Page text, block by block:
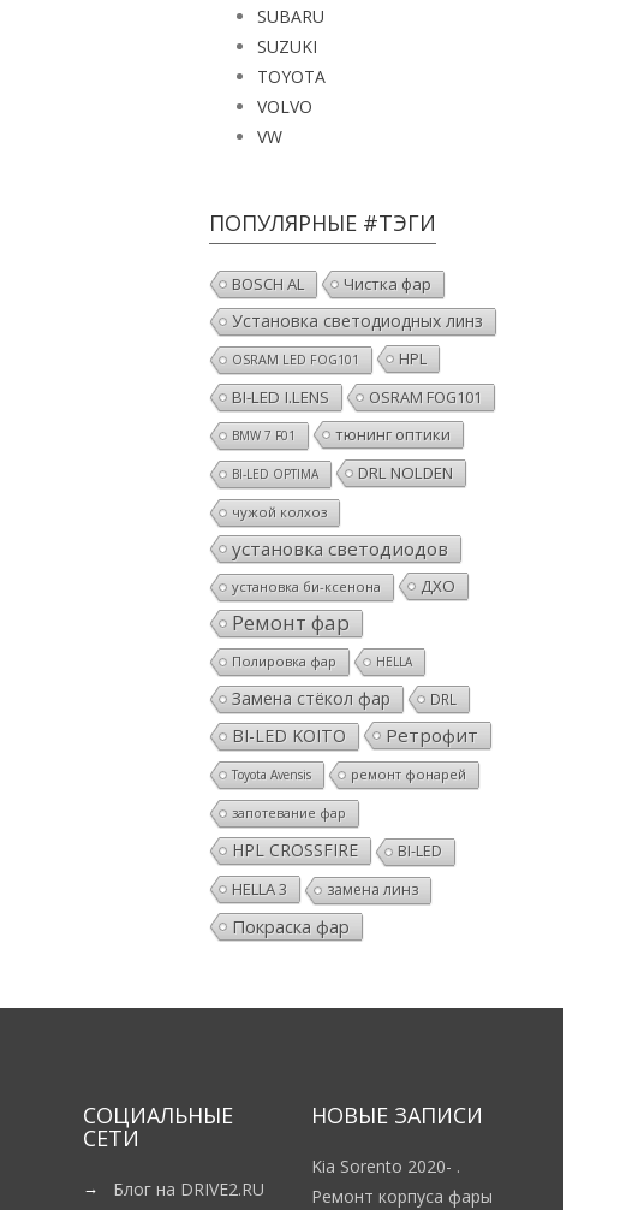
SUBARU
SUZUKI
TOYOTA
VOLVO
VW
ПОПУЛЯРНЫЕ #ТЭГИ
BOSCH AL Чистка фар
Установка светодиодных линз
OSRAM LED FOG101
HPL
BI-LED I.LENS
OSRAM FOG101
BMW 7 F01 тюнинг оптики
BI-LED OPTIMA DRL NOLDEN
чужой колхоз
установка светодиодов
установка би-ксенона ДХО
Ремонт фар
Полировка фар HELLA
Замена стёкол фар DRL
BI-LED KOITO Ретрофит
Toyota Avensis ремонт фонарей
запотевание фар
HPL CROSSFIRE BI-LED
HELLA 3 замена линз
Покраска фар
СОЦИАЛЬНЫЕ
СЕТИ
Блог на DRIVE2.RU
НОВЫЕ ЗАПИСИ
Kia Sorento 2020- .
Ремонт корпуса фары